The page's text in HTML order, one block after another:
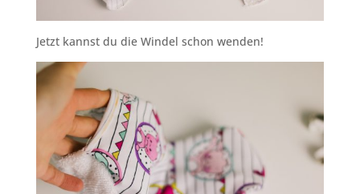
Jetzt kannst du die Windel schon wenden!